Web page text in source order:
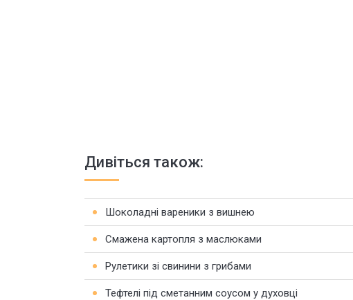
Дивіться також:
Шоколадні вареники з вишнею
Смажена картопля з маслюками
Рулетики зі свинини з грибами
Тефтелі під сметанним соусом у духовці